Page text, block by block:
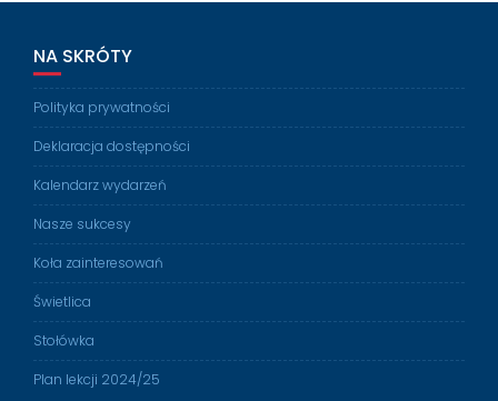
NA SKRÓTY
Polityka prywatności
Deklaracja dostępności
Kalendarz wydarzeń
Nasze sukcesy
Koła zainteresowań
Świetlica
Stołówka
Plan lekcji 2024/25